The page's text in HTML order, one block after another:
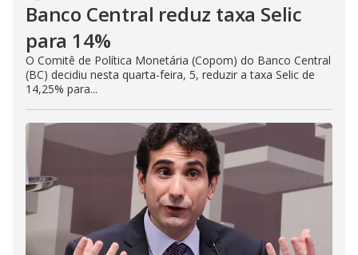
Banco Central reduz taxa Selic
para 14%
O Comitê de Política Monetária (Copom) do Banco Central
(BC) decidiu nesta quarta-feira, 5, reduzir a taxa Selic de
14,25% para...